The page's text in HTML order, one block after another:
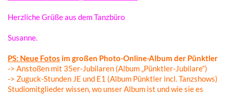
Herz­li­che Grüße aus dem Tanzbüro
Susan­ne.
PS: Neue Fotos im großen Photo-Online-Album der Pünktler
-> Ansto­ßen mit 35er-Jubi­la­ren (Album „Pünkt­ler-Jubi­la­re“)
-> Zuguck-Stun­den JE und E1 (Album Pünkt­ler incl. Tanzshows)
Studio­mit­glie­der wissen, wo unser Album ist und wie sie es